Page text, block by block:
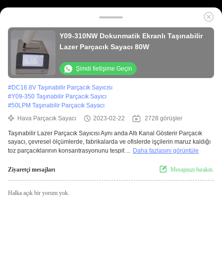
Y09-310NW Dokunmatik Ekranlı Taşınabilir
Lazer Parçacık Sayacı 80W
Şimdi Iletişime Geçin
#DC16.8V Taşınabilir Parçacık Sayıcısı
#Y09-350 Taşınabilir Parçacık Sayıcı
#50LPM Taşınabilir Parçacık Sayacı
Hava Parçacık Sayacı
2023-02-22 2728 görüşler
Taşınabilir Lazer Parçacık Sayıcısı Aynı anda Altı Kanal Gösterir Parçacık
sayacı, çevresel ölçümlerde, fabrikalarda ve ofislerde işçilerin maruz kaldığı
toz parçacıklarının konsantrasyonunu tespit ... Daha fazlasını görüntüle
Ziyaretçi mesajları Mesajınızı bırakın.
Halka açık bir yorum yok.